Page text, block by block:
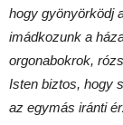
hogy gyönyörködj
imádkozunk a
orgonabokrok,
Isten biztos, hogy
az egymás iránti